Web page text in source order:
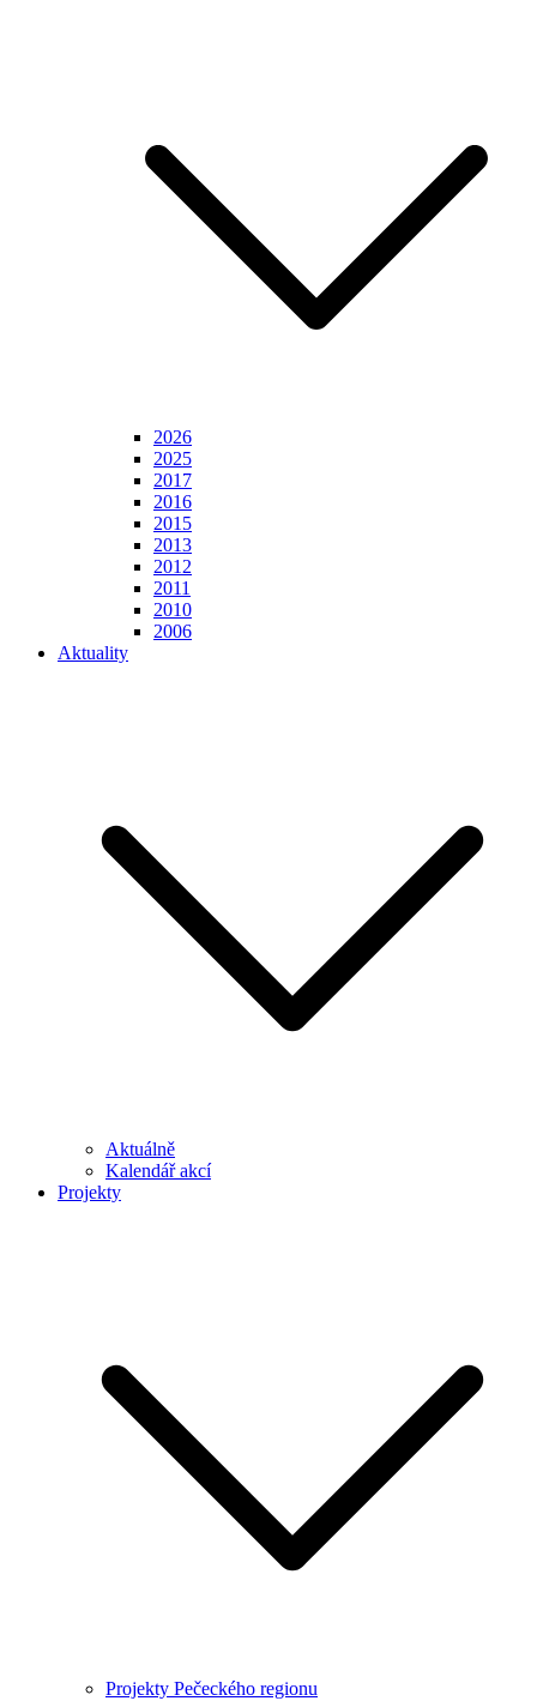
2026
2025
2017
2016
2015
2013
2012
2011
2010
2006
Aktuality
Aktuálně
Kalendář akcí
Projekty
Projekty Pečeckého regionu